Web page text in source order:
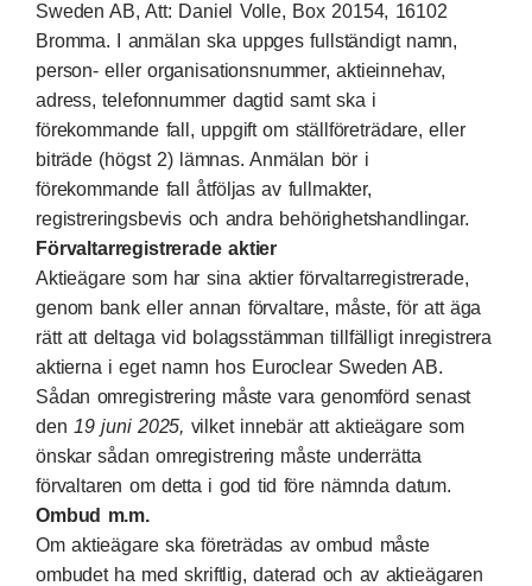
Sweden AB, Att: Daniel Volle, Box 20154, 16102
Bromma. I anmälan ska uppges fullständigt namn,
person- eller organisationsnummer, aktieinnehav,
adress, telefonnummer dagtid samt ska i
förekommande fall, uppgift om ställföreträdare, eller
biträde (högst 2) lämnas. Anmälan bör i
förekommande fall åtföljas av fullmakter,
registreringsbevis och andra behörighetshandlingar.
Förvaltarregistrerade aktier
Aktieägare som har sina aktier förvaltarregistrerade,
genom bank eller annan förvaltare, måste, för att äga
rätt att deltaga vid bolagsstämman tillfälligt inregistrera
aktierna i eget namn hos Euroclear Sweden AB.
Sådan omregistrering måste vara genomförd senast
den 19 juni 2025, vilket innebär att aktieägare som
önskar sådan omregistrering måste underrätta
förvaltaren om detta i god tid före nämnda datum.
Ombud m.m.
Om aktieägare ska företrädas av ombud måste
ombudet ha med skriftlig, daterad och av aktieägaren